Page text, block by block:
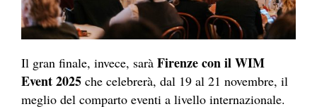
Il gran finale, invece, sarà Firenze con il WIM
Event 2025 che celebrerà, dal 19 al 21 novembre, il
meglio del comparto eventi a livello internazionale.